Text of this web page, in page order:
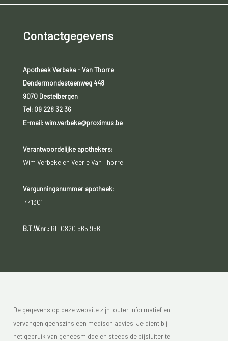
Contactgegevens
Apotheek Verbeke - Van Thorre
Dendermondesteenweg 448
9070 Destelbergen
Tel: 09 228 32 36
E-mail: wim.verbeke@proximus.be
Verantwoordelijke apothekers:
Wim Verbeke en Veerle Van Thorre
Vergunningsnummer apotheek:
441301
B.T.W.nr.:BE 0820 565 956
De gegevens op deze website zijn louter informatief en
vervangen geenszins een medisch advies. Je dient bij
het gebruik van geneesmiddelen steeds de bijsluiter te